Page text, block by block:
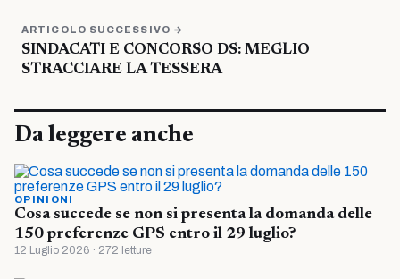
ARTICOLO SUCCESSIVO →
SINDACATI E CONCORSO DS: MEGLIO
STRACCIARE LA TESSERA
Da leggere anche
OPINIONI
Cosa succede se non si presenta la domanda delle
150 preferenze GPS entro il 29 luglio?
12 Luglio 2026 · 272 letture